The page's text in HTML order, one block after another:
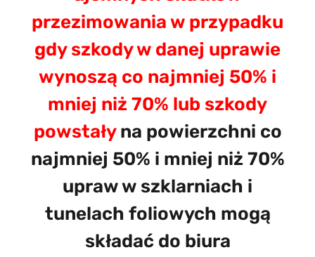
przezimowania w przypadku
gdy szkody w danej uprawie
wynoszą co najmniej 50% i
mniej niż 70% lub szkody
powstały na powierzchni co
najmniej 50% i mniej niż 70%
upraw w szklarniach i
tunelach foliowych mogą
składać do biura